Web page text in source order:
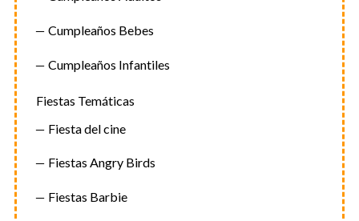
Cumpleaños Bebes
Cumpleaños Infantiles
Fiestas Temáticas
Fiesta del cine
Fiestas Angry Birds
Fiestas Barbie